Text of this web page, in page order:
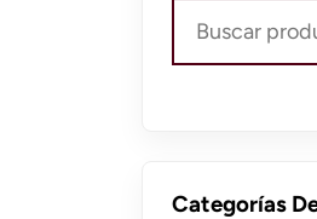
por:
Categorías